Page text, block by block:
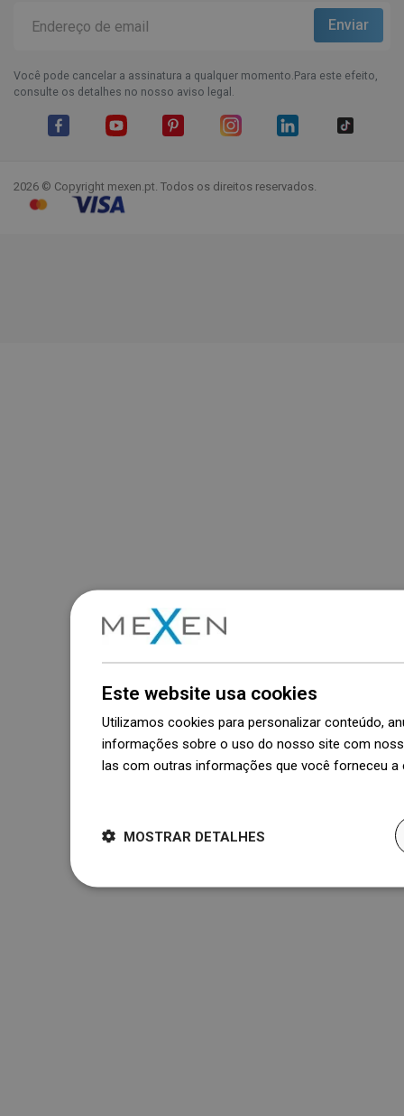
Você pode cancelar a assinatura a qualquer momento.Para este efeito,
consulte os detalhes no nosso aviso legal.
2026 © Copyright mexen.pt. Todos os direitos reservados.
Este website usa cookies
Utilizamos cookies para personalizar conteúdo,
informações sobre o uso do nosso site com
las com outras informações que você forneceu
MOSTRAR DETALHES